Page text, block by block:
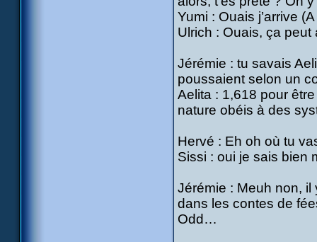
Yumi : Ouais j’arrive
Ulrich : Ouais, ça
Jérémie : tu savais
poussaient selon un
Aelita : 1,618 pour
nature obéis à des
Hervé : Eh oh où tu
Sissi : oui je sais bien
Jérémie : Meuh non,
dans les contes de
Odd…